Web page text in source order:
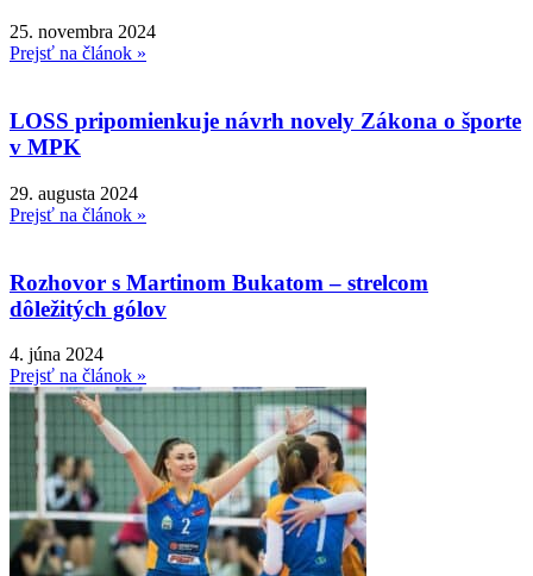
25. novembra 2024
Prejsť na článok »
LOSS pripomienkuje návrh novely Zákona o športe
v MPK
29. augusta 2024
Prejsť na článok »
Rozhovor s Martinom Bukatom – strelcom
dôležitých gólov
4. júna 2024
Prejsť na článok »